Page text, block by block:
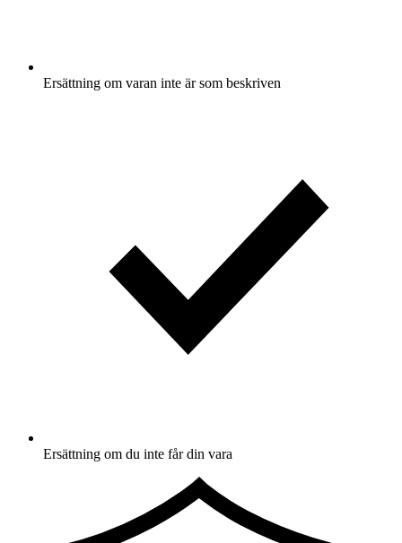
Ersättning om varan inte är som beskriven
Ersättning om du inte får din vara